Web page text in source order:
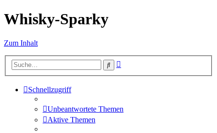
Whisky-Sparky
Zum Inhalt
Suche
Schnellzugriff
Unbeantwortete Themen
Aktive Themen